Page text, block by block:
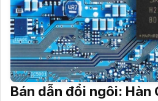
Bán dẫn đổi ngôi: Hàn